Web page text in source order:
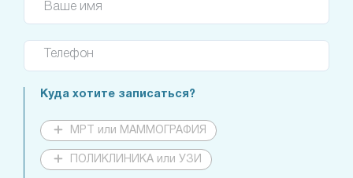
Ваше имя
Телефон
Куда хотите записаться?
МРТ или МАММОГРАФИЯ
ПОЛИКЛИНИКА или УЗИ